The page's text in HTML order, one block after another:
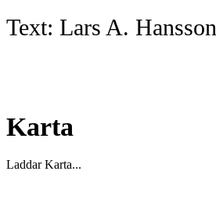
Text: Lars A. Hansson
Karta
Laddar Karta...